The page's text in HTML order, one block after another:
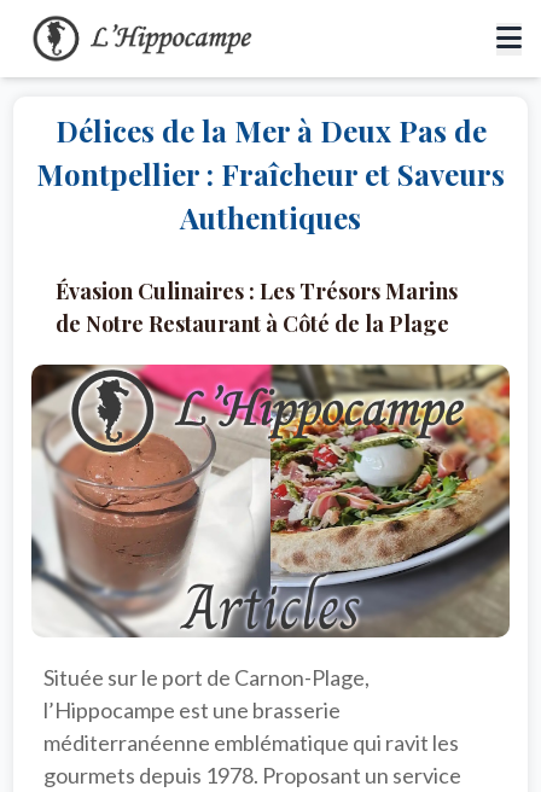
Délices de la Mer à Deux Pas de
Montpellier : Fraîcheur et Saveurs
Authentiques
Évasion Culinaires : Les Trésors Marins
de Notre Restaurant à Côté de la Plage
Située sur le port de Carnon-Plage,
l’Hippocampe est une brasserie
méditerranéenne emblématique qui ravit les
gourmets depuis 1978. Proposant un service